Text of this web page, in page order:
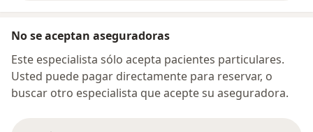
No se aceptan aseguradoras
Este especialista sólo acepta pacientes particulares.
Usted puede pagar directamente para reservar, o
buscar otro especialista que acepte su aseguradora.